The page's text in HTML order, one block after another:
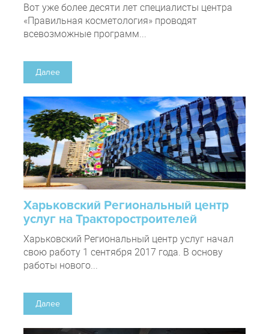
Вот уже более десяти лет специалисты центра
«Правильная косметология» проводят
всевозможные программ...
Далее
Харьковский Региональный центр
услуг на Тракторостроителей
Харьковский Региональный центр услуг начал
свою работу 1 сентября 2017 года. В основу
работы нового...
Далее